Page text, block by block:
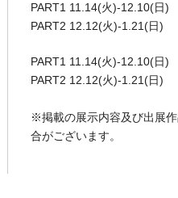
PART1 11.14(火)-12.10(日)
PART2 12.12(火)-1.21(日)
PART1 11.14(火)-12.10(日)
PART2 12.12(火)-1.21(日)
※掲載の展示内容及び出展
合がございます。